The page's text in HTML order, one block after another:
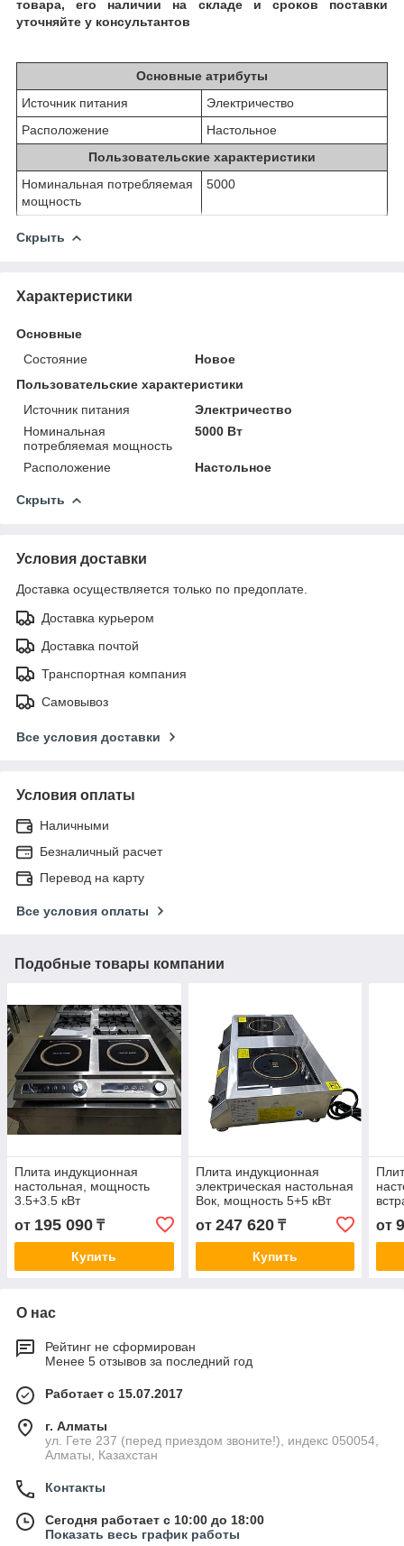
товара, его наличии на складе и сроков поставки
уточняйте у консультантов
Основные атрибуты
Источник питания
Электричество
Расположение
Настольное
Пользовательские характеристики
Номинальная потребляемая
мощность
5000
Скрыть
Характеристики
Основные
Состояние
Новое
Пользовательские характеристики
Источник питания
Электричество
Номинальная
потребляемая мощность
5000 Вт
Расположение Настольное
Скрыть
Условия доставки
Доставка осуществляется только по предоплате.
Доставка курьером
Доставка почтой
Транспортная компания
Самовывоз
Все условия доставки
Условия оплаты
Наличными
Безналичный расчет
Перевод на карту
Все условия оплаты
Подобные товары компании
Плита индукционная
настольная, мощность
3.5+3.5 кВт
от 195 090 ₸
Купить
Плита индукционная
электрическая настольная
Вок, мощность 5+5 кВт
от 247 620₸
Купить
от
О нас
Рейтинг не сформирован
Менее 5 отзывов за последний год
Работает с 15.07.2017
г. Алматы
ул. Гете 237 (перед приездом звоните!), индекс 050054,
Алматы, Казахстан
Контакты
Сегодня работает с 10:00 до 18:00
Показать весь график работы